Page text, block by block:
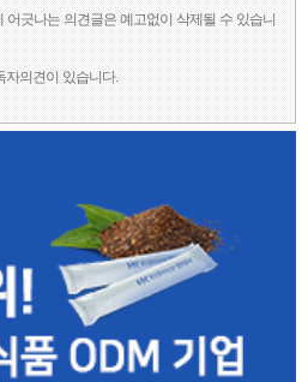
긋나는 의견글은 예고없이 삭제될 수 있습니
의견이 있습니다.